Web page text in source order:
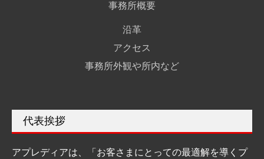
採用メッセージ
スタッフインタビュー
事務所概要
沿革
アクセス
事務所外観や所内など
代表挨拶
アプレディアは、「お客さまにとっての最適解を導くプ